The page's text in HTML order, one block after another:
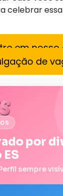
celebrar
em nosso
de
por
sempre